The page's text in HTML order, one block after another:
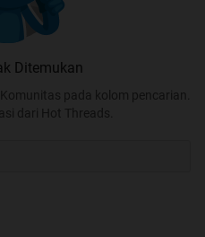
Ditemukan
pada kolom pencarian.
dari Hot Threads.